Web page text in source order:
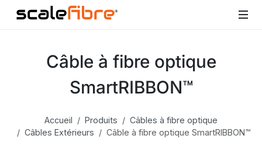
Câble à fibre optique
SmartRIBBON™
Accueil Produits
Câbles à fibre optique
Câbles Extérieurs
Câble à fibre optique SmartRIBBON™